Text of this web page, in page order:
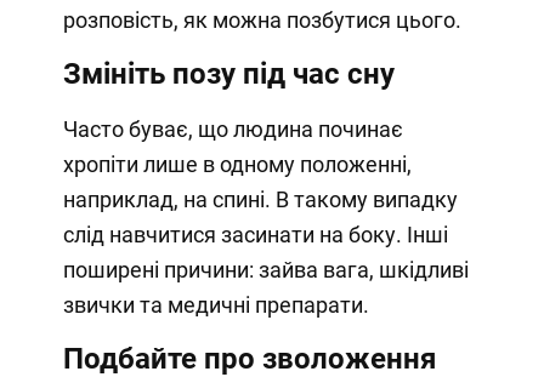
розповість, як можна позбутися цього.
Змініть позу під час сну
Часто буває, що людина починає
хропіти лише в одному положенні,
наприклад, на спині. В такому випадку
слід навчитися засинати на боку. Інші
поширені причини: зайва вага, шкідливі
звички та медичні препарати.
Подбайте про зволоження